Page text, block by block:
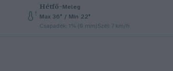
Hétfő–Meleg
Max 36° / Min 22°
Csapadék: 1% (0 mm)Szél: 7 km/h